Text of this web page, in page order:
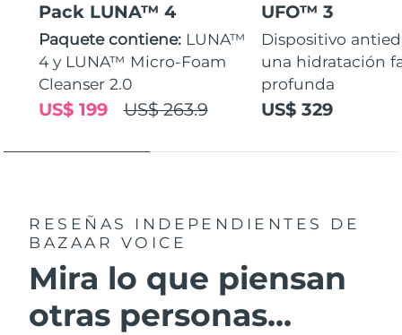
Pack LUNA™ 4
Paquete contiene: LUNA™
4 y LUNA™ Micro-Foam
Cleanser 2.0
US$ 263.9
US$ 199
UFO™ 3
Dispositivo
una hidratación
profunda
US$ 329
RESEÑAS INDEPENDIENTES
DE
BAZAAR VOICE
Mira lo que piensan
otras personas...